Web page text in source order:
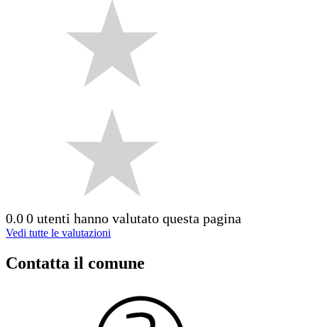
0.00 utenti hanno valutato questa pagina
Vedi tutte le valutazioni
Contatta il comune